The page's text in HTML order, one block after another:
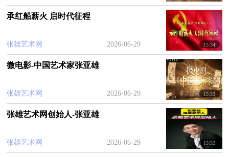
承红船薪火 启时代征程
张雄艺术网 2026-06-29 15:34
微电影-中国艺术家张亚雄
张雄艺术网 2026-06-29 15:33
张雄艺术网创始人-张亚雄
张雄艺术网 2026-06-29 15:32